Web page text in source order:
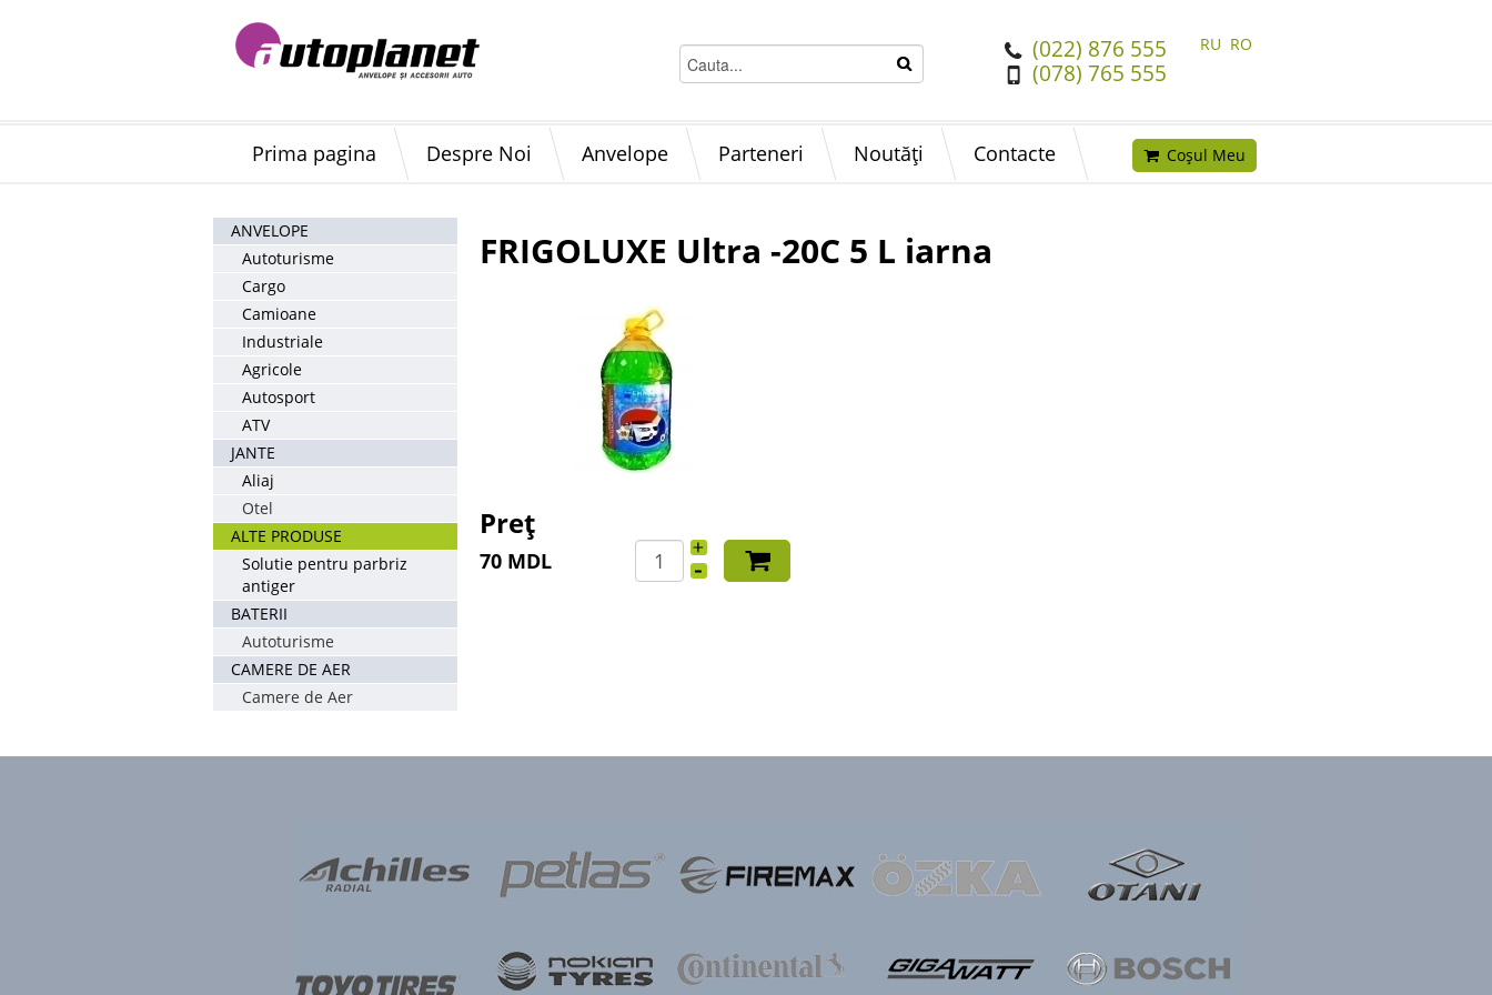
(022) 876 555
(078) 765 555
RU RO
Prima pagina Despre Noi Anvelope Parteneri Noutăți Contacte Coșul Meu
ANVELOPE
Autoturisme
Cargo
Camioane
Industriale
Agricole
Autosport
ATV
JANTE
Aliaj
Otel
ALTE PRODUSE
Solutie pentru parbriz
antiger
BATERII
Autoturisme
CAMERE DE AER
Camere de Aer
FRIGOLUXE Ultra -20C 5 L iarna
Preț
70 MDL